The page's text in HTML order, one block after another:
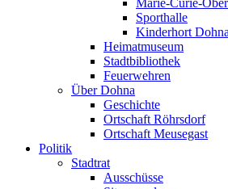
Marie-Curie-
Sporthalle
Kinderhort
Heimatmuseum
Stadtbibliothek
Feuerwehren
Über Dohna
Geschichte
Ortschaft Röhrsdorf
Ortschaft Meusegast
Politik
Stadtrat
Ausschüsse